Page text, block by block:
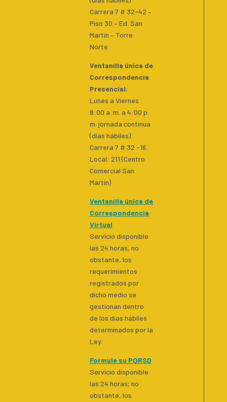
Carrera 7 # 32-42 –
Piso 30 – Ed. San
Martín – Torre
Norte.
Ventanilla única de
Correspondencia
Presencial:
Lunes a Viernes
8:00 a. m. a 4:00 p.
m. jornada continua
(días hábiles)
Carrera 7 # 32 -16.
Local: 211 (Centro
Comercial San
Martin)
Ventanilla única de
Correspondencia
Virtual
Servicio disponible
las 24 horas, no
obstante, los
requerimientos
registrados por
dicho medio se
gestionan dentro
de los días hábiles
determinados por la
Ley.
Formule su PQRSD
Servicio disponible
las 24 horas; no
obstante, los